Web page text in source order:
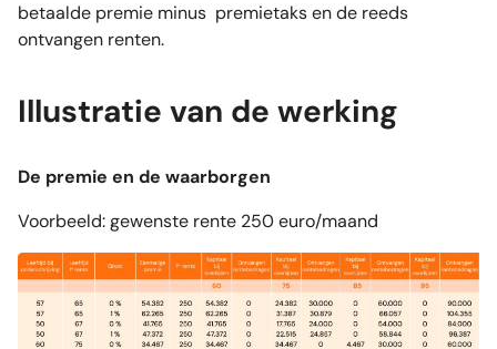
betaalde premie minus premietaks en de reeds
ontvangen renten.
Illustratie van de werking
De premie en de waarborgen
Voorbeeld: gewenste rente 250 euro/maand